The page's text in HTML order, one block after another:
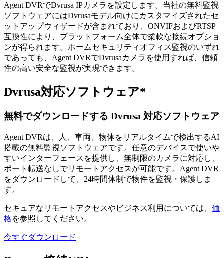
Agent DVRでDvrusa IPカメラを設定します。当社の無料監視
ソフトウェアにはDvrusaモデル向けにカスタマイズされたセ
ットアップウィザードが含まれており、ONVIFおよびRTSP
互換性により、プラットフォーム全体で柔軟な接続オプショ
ンが得られます。ホームセキュリティオフィス監視のいずれ
であっても、Agent DVRでDvrusaカメラを使用すれば、信頼
性の高い安全な監視が実現できます。
Dvrusa対応ソフトウェア*
無料でダウンロードする Dvrusa 対応ソフトウェア
Agent DVRは、人、車両、物体をリアルタイムで検出するAI
搭載の無料監視ソフトウェアです。任意のデバイスで使いや
すいインターフェースを提供し、無制限のカメラに対応し、
ポート転送なしでリモートアクセスが可能です。Agent DVR
をダウンロードして、24時間体制で物件を監視・保護しま
す。
セキュアなリモートアクセスやビジネス利用については、 価
格を参照してください。
今すぐダウンロード